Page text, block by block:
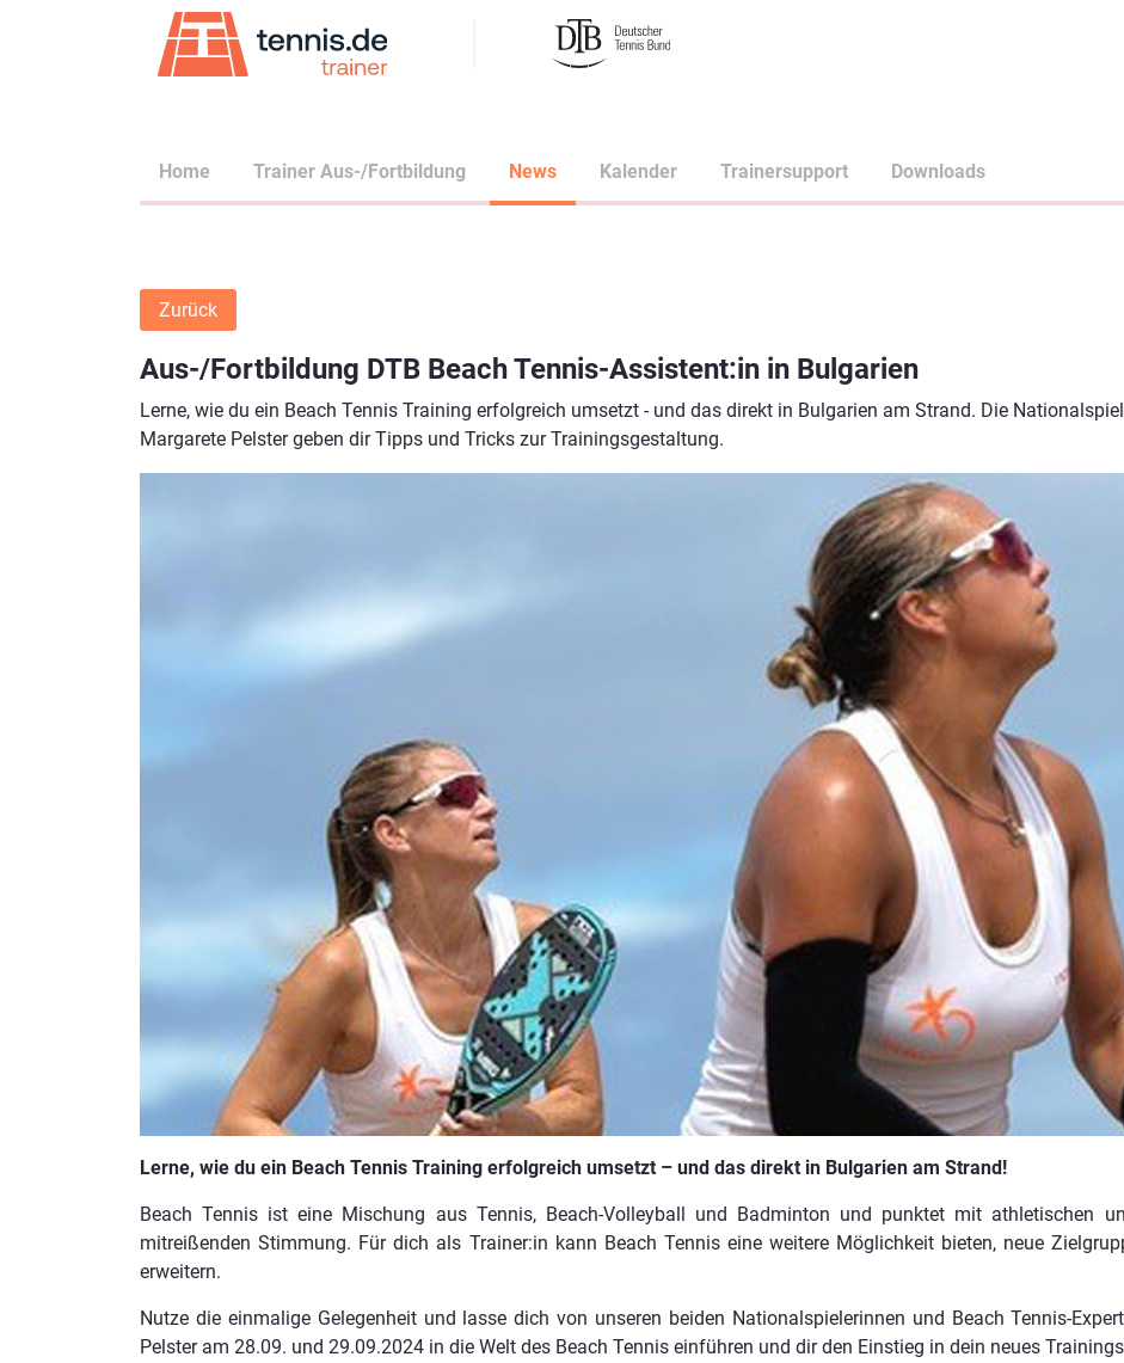
Home Trainer Aus-/Fortbildung News Kalender Trainersupport Downloads
Zurück
Aus-/Fortbildung DTB Beach Tennis-Assistent:in in Bulgarien
Lerne, wie du ein Beach Tennis Training erfolgreich umsetzt - und das direkt in Bulgarien am Strand. Die
Margarete Pelster geben dir Tipps und Tricks zur Trainingsgestaltung.
Lerne, wie du ein Beach Tennis Training erfolgreich umsetzt – und das direkt in Bulgarien am Strand!
Beach Tennis ist eine Mischung aus Tennis, Beach-Volleyball und Badminton und punktet mit athletischen
mitreißenden Stimmung. Für dich als Trainer:in kann Beach Tennis eine weitere Möglichkeit bieten, neue
erweitern.
Nutze die einmalige Gelegenheit und lasse dich von unseren beiden Nationalspielerinnen und Beach Tennis-
Pelster am 28.09. und 29.09.2024 in die Welt des Beach Tennis einführen und dir den Einstieg in dein neues